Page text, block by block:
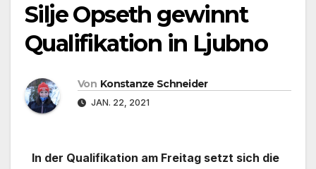
Silje Opseth gewinnt
Qualifikation in Ljubno
Von Konstanze Schneider
JAN. 22, 2021
In der Qualifikation am Freitag setzt sich die